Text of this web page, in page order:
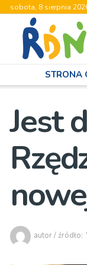
sobota, 8 sierpnia
STRONA
Jest
autor / źródło: